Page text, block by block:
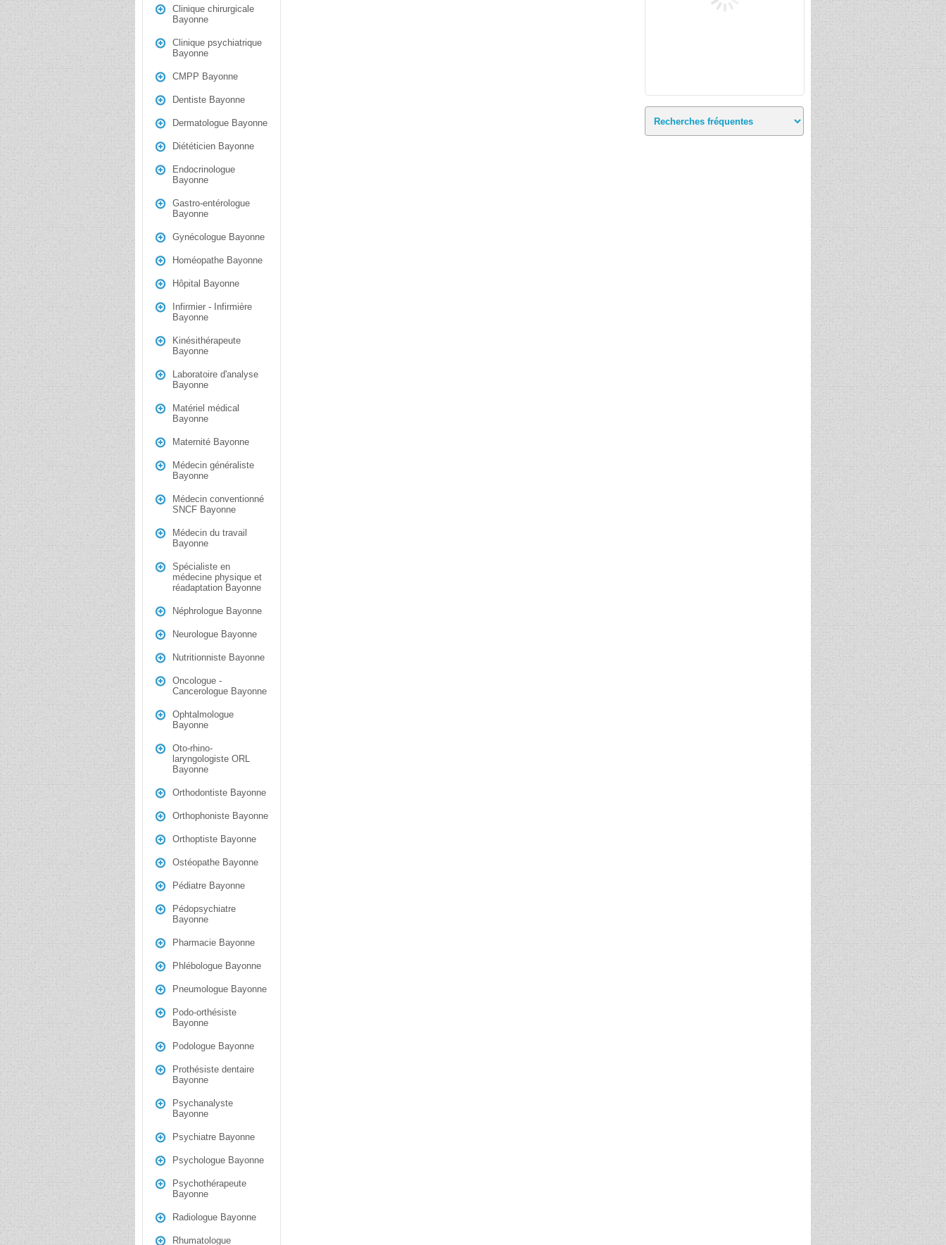
Clinique chirurgicale
Bayonne
Clinique psychiatrique
Bayonne
CMPP Bayonne
Dentiste Bayonne
Dermatologue Bayonne
Diététicien Bayonne
Endocrinologue
Bayonne
Gastro-entérologue
Bayonne
Gynécologue Bayonne
Homéopathe Bayonne
Hôpital Bayonne
Infirmier - Infirmière
Bayonne
Kinésithérapeute
Bayonne
Laboratoire d'analyse
Bayonne
Matériel médical
Bayonne
Maternité Bayonne
Médecin généraliste
Bayonne
Médecin conventionné
SNCF Bayonne
Médecin du travail
Bayonne
Spécialiste en
médecine physique et
réadaptation Bayonne
Néphrologue Bayonne
Neurologue Bayonne
Nutritionniste Bayonne
Oncologue -
Cancerologue Bayonne
Ophtalmologue
Bayonne
Oto-rhino-
laryngologiste ORL
Bayonne
Orthodontiste Bayonne
Orthophoniste Bayonne
Orthoptiste Bayonne
Ostéopathe Bayonne
Pédiatre Bayonne
Pédopsychiatre
Bayonne
Pharmacie Bayonne
Phlébologue Bayonne
Pneumologue Bayonne
Podo-orthésiste
Bayonne
Podologue Bayonne
Prothésiste dentaire
Bayonne
Psychanalyste
Bayonne
Psychiatre Bayonne
Psychologue Bayonne
Psychothérapeute
Bayonne
Radiologue Bayonne
Rhumatologue